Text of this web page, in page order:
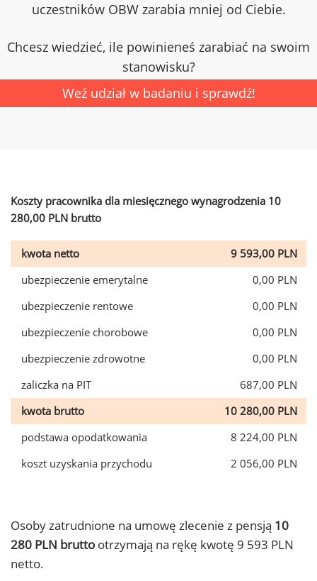
uczestników OBW zarabia mniej od Ciebie.
Chcesz wiedzieć, ile powinieneś zarabiać na swoim
stanowisku?
Weź udział w badaniu i sprawdź!
Koszty pracownika dla miesięcznego wynagrodzenia 10
280,00 PLN brutto
kwota netto
9 593,00 PLN
ubezpieczenie emerytalne
0,00 PLN
ubezpieczenie rentowe
0,00 PLN
ubezpieczenie chorobowe
0,00 PLN
ubezpieczenie zdrowotne
0,00 PLN
zaliczka na PIT
687,00 PLN
kwota brutto
10 280,00 PLN
podstawa opodatkowania
8 224,00 PLN
koszt uzyskania przychodu
2 056,00 PLN
Osoby zatrudnione na umowę zlecenie z pensją 10
280 PLN brutto otrzymają na rękę kwotę 9 593 PLN
netto.